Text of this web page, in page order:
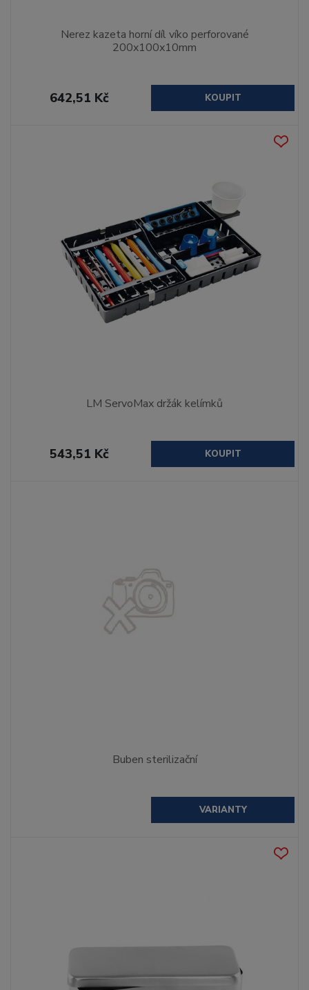
Nerez kazeta horní díl víko perforované
200x100x10mm
642,51 Kč KOUPIT
LM ServoMax držák kelímků
543,51 Kč KOUPIT
Buben sterilizační
VARIANTY